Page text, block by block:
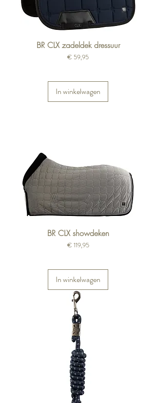
BR CLX zadeldek dressuur
Prijs
€ 59,95
In winkelwagen
BR CLX showdeken
Prijs
€ 119,95
In winkelwagen